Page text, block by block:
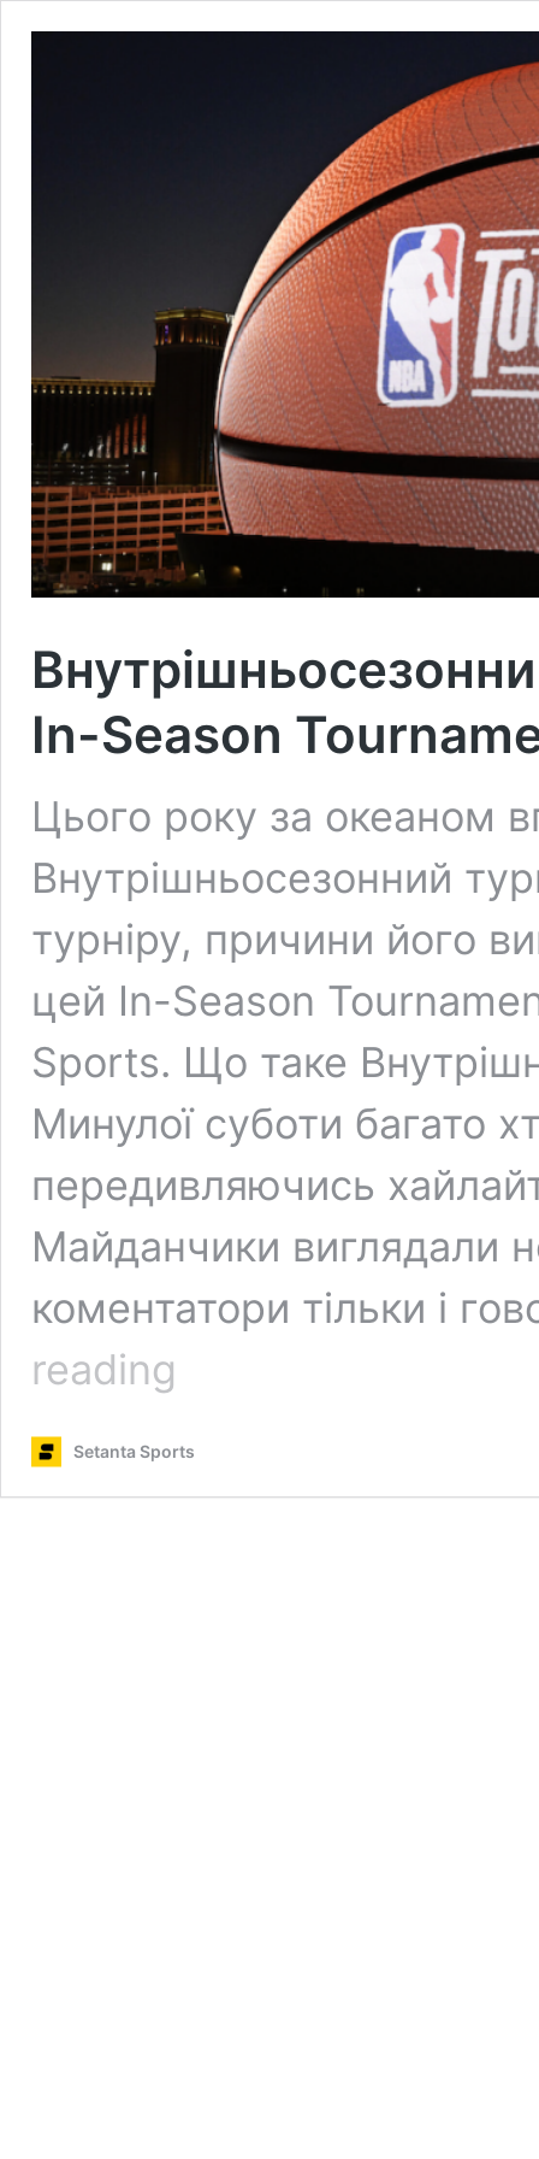
In-Season
Цього року за океаном
Внутрішньосезонний
турніру, причини його
цей In-Season
Sports. Що таке
Минулої суботи багато
передивляючись
Майданчики виглядали
коментатори тільки і
reading
таке
Season
Setanta Sports